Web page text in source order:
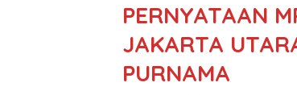
PERNYATAAN
JAKARTA
PURNAMA